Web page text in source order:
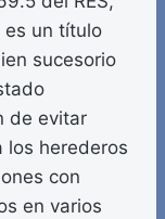
es un título
sucesorio
de evitar
los herederos
con
en varios